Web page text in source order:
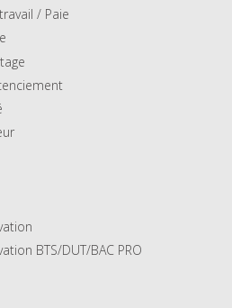
/ Paie
BTS/DUT/BAC PRO